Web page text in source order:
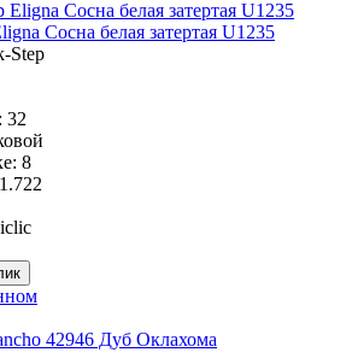
Сосна белая затертая U1235
Step
32
8
1.722